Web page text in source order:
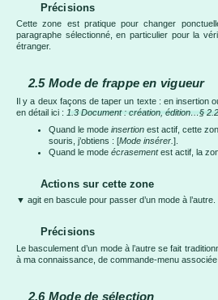
Précisions
Cette zone est pratique pour changer
paragraphe sélectionné, en particulier pour la
étranger.
2.5Mode de frappe en vigueur
Il y a deux façons de taper un texte : en insertion
en détail ici : 1.3 Document : création, édition…§
Quand le mode insertion est actif, cette
souris, j’obtiens : [Mode insérer. ].
Quand le mode écrasementest actif, la
Actions sur cette zone
▼ agit en bascule pour passer d’un mode à l’autre.
Précisions
Le basculement d’un mode à l’autre se fait
à ma connaissance, de commande-menu associée
2.6Mode de sélection